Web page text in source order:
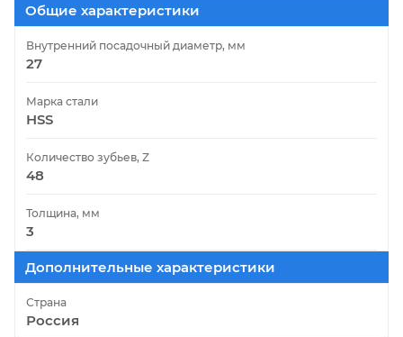
Общие характеристики
Внутренний посадочный диаметр, мм
27
Марка стали
HSS
Количество зубьев, Z
48
Толщина, мм
3
Дополнительные характеристики
Страна
Россия